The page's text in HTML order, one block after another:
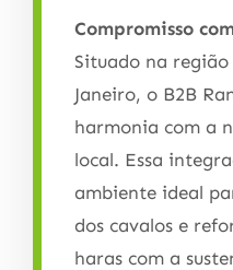
Compromisso
Situado na
Janeiro, o B2B
harmonia com a
local. Essa
ambiente ideal
dos cavalos e
haras com a